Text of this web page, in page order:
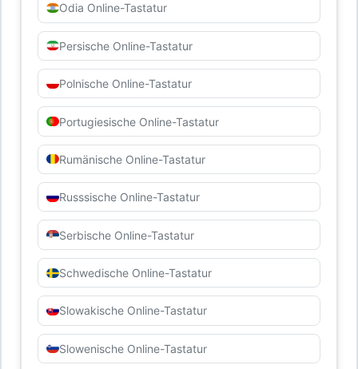
Odia Online-Tastatur
Persische Online-Tastatur
Polnische Online-Tastatur
Portugiesische Online-Tastatur
Rumänische Online-Tastatur
Russsische Online-Tastatur
Serbische Online-Tastatur
Schwedische Online-Tastatur
Slowakische Online-Tastatur
Slowenische Online-Tastatur